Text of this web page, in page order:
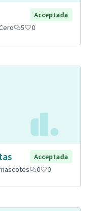
Acceptada
5 0
Acceptada
0 0